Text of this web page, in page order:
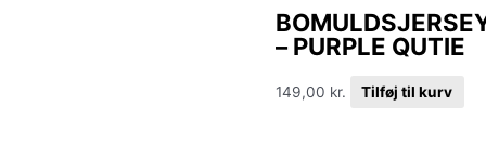
– PURPLE QUTIE
149,00 kr. Tilføj til kurv